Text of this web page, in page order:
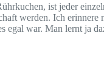
ist jeder
werden. Ich
egal war. Man lernt ja